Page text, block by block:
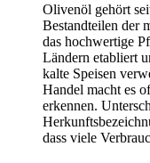
Olivenöl gehört
Bestandteilen der
das hochwertige
Ländern etabliert
kalte Speisen
Handel macht es
erkennen.
dass viele